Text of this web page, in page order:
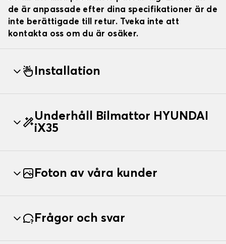
de är anpassade efter dina specifikationer är de
inte berättigade till retur. Tveka inte att
kontakta oss om du är osäker.
Installation
Underhåll Bilmattor HYUNDAI
iX35
Foton av våra kunder
Frågor och svar